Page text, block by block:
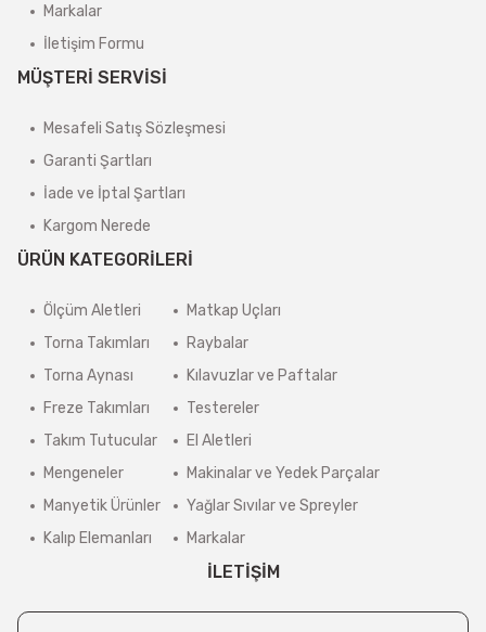
Markalar
İletişim Formu
MÜŞTERİ SERVİSİ
Mesafeli Satış Sözleşmesi
Garanti Şartları
İade ve İptal Şartları
Kargom Nerede
ÜRÜN KATEGORİLERİ
Ölçüm Aletleri
Torna Takımları
Torna Aynası
Freze Takımları
Takım Tutucular
Mengeneler
Manyetik Ürünler
Kalıp Elemanları
Matkap Uçları
Raybalar
Kılavuzlar ve Paftalar
Testereler
El Aletleri
Makinalar ve Yedek Parçalar
Yağlar Sıvılar ve Spreyler
Markalar
İLETİŞİM